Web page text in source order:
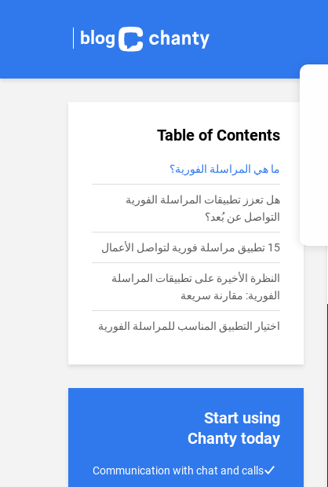
blog
Table of Contents
ما هي المراسلة الفورية؟
هل تعزز تطبيقات المراسلة الفورية
التواصل عن بُعد؟
15 تطبيق مراسلة فورية لتواصل الأعمال
النظرة الأخيرة على تطبيقات المراسلة
الفورية: مقارنة سريعة
اختيار التطبيق المناسب للمراسلة الفورية
Start using
Chanty today
Communication with chat and calls